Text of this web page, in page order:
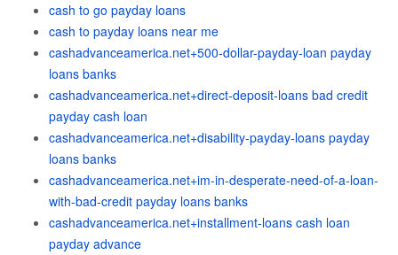
cash to go payday loans
cash to payday loans near me
cashadvanceamerica.net+500-dollar-payday-loan payday
loans banks
cashadvanceamerica.net+direct-deposit-loans bad credit
payday cash loan
cashadvanceamerica.net+disability-payday-loans payday
loans banks
cashadvanceamerica.net+im-in-desperate-need-of-a-loan-
with-bad-credit payday loans banks
cashadvanceamerica.net+installment-loans cash loan
payday advance